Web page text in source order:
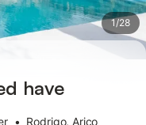
1/28
have
• Rodrigo, Arico